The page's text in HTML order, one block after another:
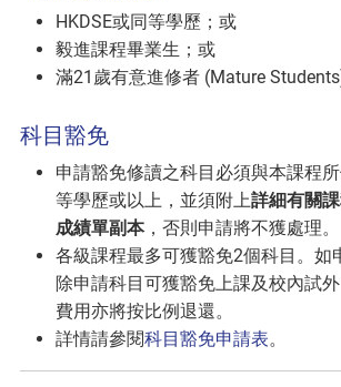
HKDSE或同等學歷；或
毅進課程畢業生；或
滿21歲有意進修者 (Mature
科目豁免
申請豁免修讀之科目必須與本課程
等學歷或以上，並須附上詳細有關
成績單副本，否則申請將不獲處理。
各級課程最多可獲豁免2個科目。如
除申請科目可獲豁免上課及校內試
費用亦將按比例退還。
詳情請參閱科目豁免申請表。